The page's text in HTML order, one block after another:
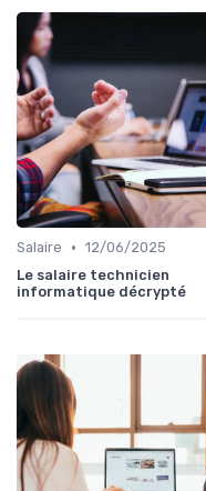
Salaire • 12/06/2025
Le salaire technicien
informatique décrypté